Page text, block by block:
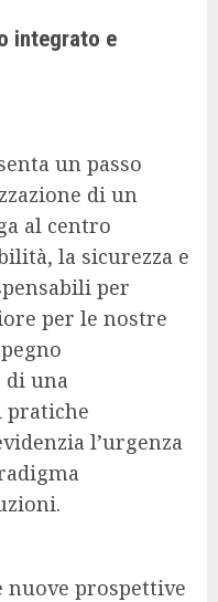
integrato e
un passo
di un
al centro
la sicurezza e
per
per le nostre
di una
pratiche
l’urgenza
nuove prospettive